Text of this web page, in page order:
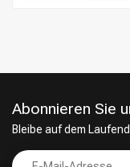
Abonnieren Sie
Bleibe auf dem